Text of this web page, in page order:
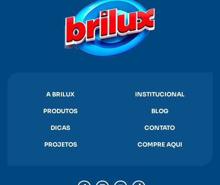
A BRILUX
PRODUTOS
DICAS
PROJETOS
INSTITUCIONAL
BLOG
CONTATO
COMPRE AQUI